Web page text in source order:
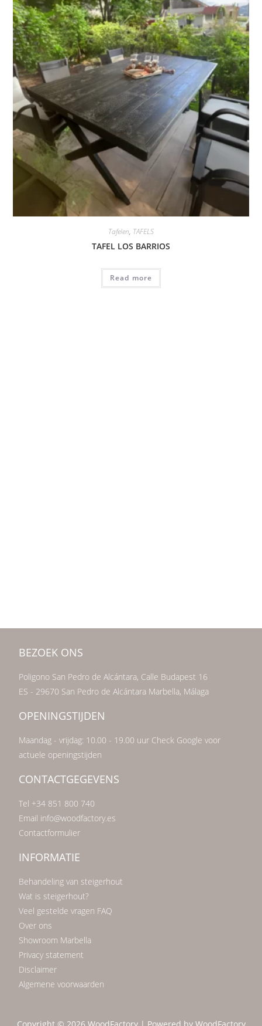
Tafelen, TAFELS
TAFEL LOS BARRIOS
Read more
BEZOEK ONS
Poligono San Pedro de Alcántara, Calle Budapest 16
ES - 29670 San Pedro de Alcántara Marbella, Málaga
OPENINGSTIJDEN
Maandag - vrijdag: 10.00 - 19.00 uur Check Google voor
actuele openingstijden
CONTACTGEGEVENS
Tel +34 851 800 740
Email info@woodfactory.es
Contactformulier
INFORMATIE
Behandeling van steigerhout
Wat is steigerhout?
Veel gestelde vragen FAQ
Over ons
Showroom Marbella
Privacy statement
Disclaimer
Algemene voorwaarden
Copyright © 2026 WoodFactory | Powered by WoodFactory